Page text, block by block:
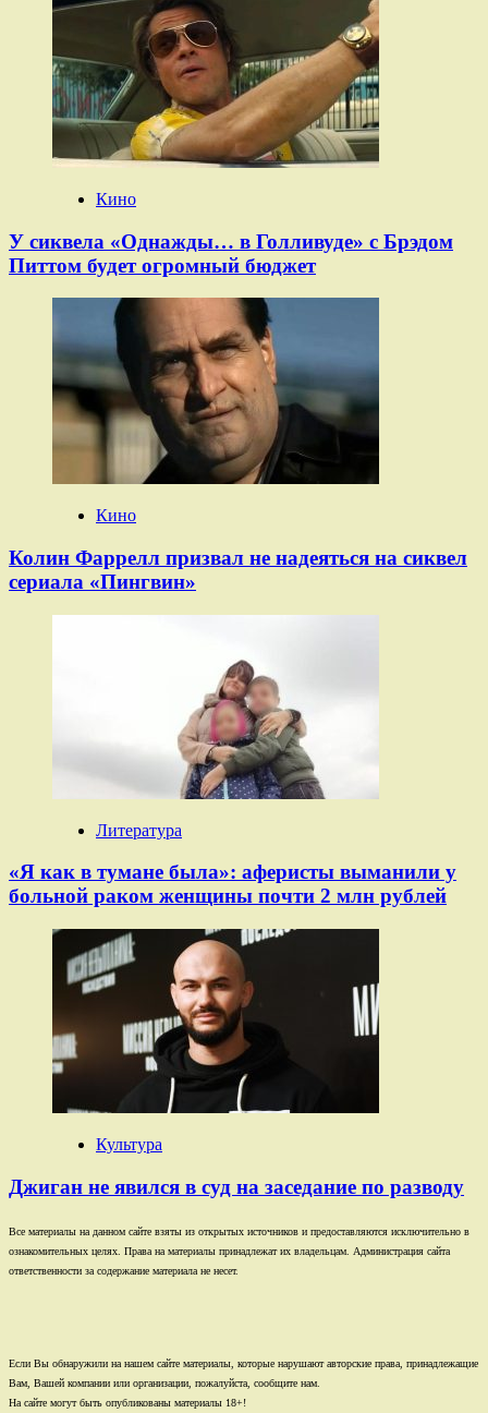
Кино
У сиквела «Однажды… в Голливуде» с Брэдом
Питтом будет огромный бюджет
Кино
Колин Фаррелл призвал не надеяться на сиквел
сериала «Пингвин»
Литература
«Я как в тумане была»: аферисты выманили у
больной раком женщины почти 2 млн рублей
Культура
Джиган не явился в суд на заседание по разводу
Все материалы на данном сайте взяты из открытых источников и предоставляются исключительно в
ознакомительных целях. Права на материалы принадлежат их владельцам. Администрация сайта
ответственности за содержание материала не несет.
Если Вы обнаружили на нашем сайте материалы, которые нарушают авторские права, принадлежащие
Вам, Вашей компании или организации, пожалуйста, сообщите нам.
На сайте могут быть опубликованы материалы 18+!